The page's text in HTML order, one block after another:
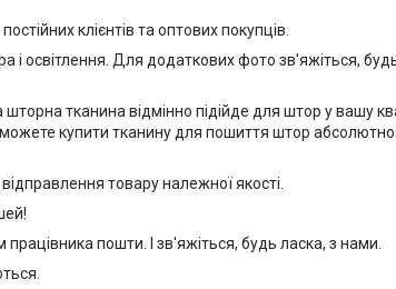
клієнтів та оптових покупців.
і освітлення. Для додаткових фото зв'яжіться,
тканина відмінно підійде для штор у вашу
купити тканину для пошиття штор абсолютно
товару належної якості.
пошти. І зв'яжіться, будь ласка, з нами.